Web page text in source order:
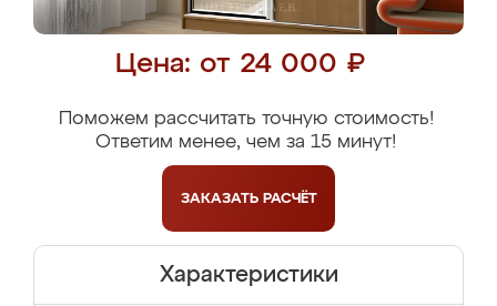
Цена: от 24 000 ₽
Поможем рассчитать точную стоимость!
Ответим менее, чем за 15 минут!
ЗАКАЗАТЬ РАСЧЁТ
Характеристики